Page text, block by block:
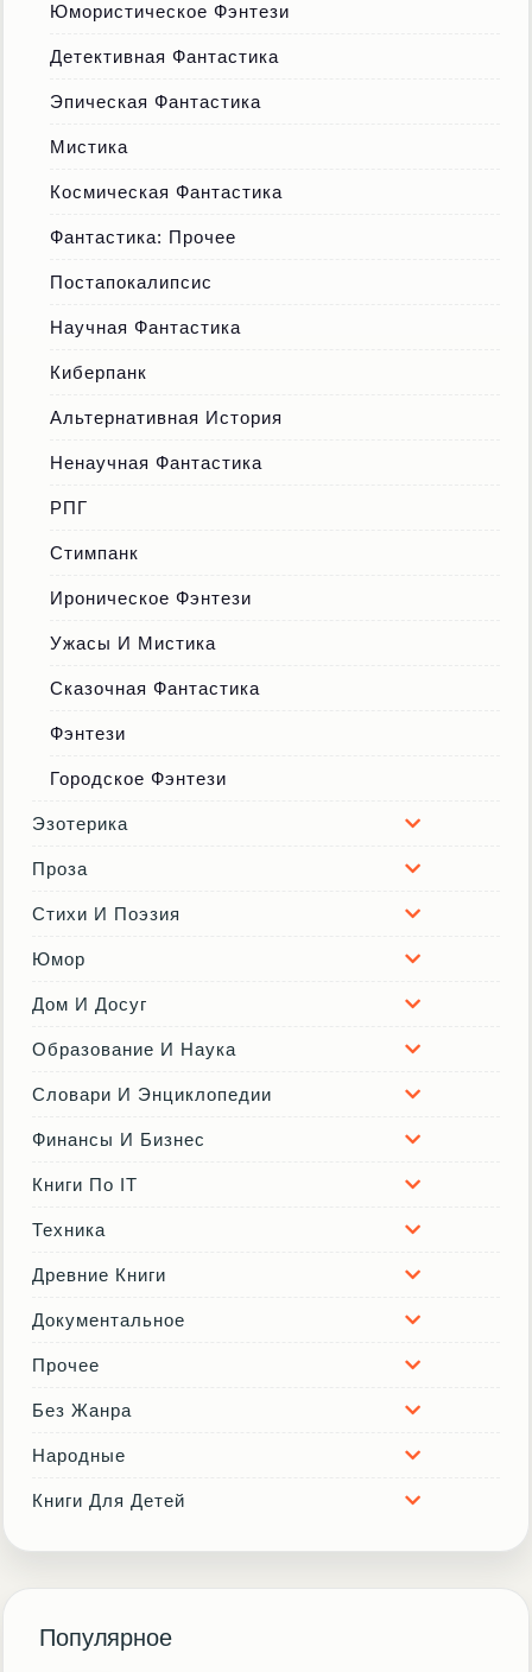
Юмористическое Фэнтези
Детективная Фантастика
Эпическая Фантастика
Мистика
Космическая Фантастика
Фантастика: Прочее
Постапокалипсис
Научная Фантастика
Киберпанк
Альтернативная История
Ненаучная Фантастика
РПГ
Стимпанк
Ироническое Фэнтези
Ужасы И Мистика
Сказочная Фантастика
Фэнтези
Городское Фэнтези
Эзотерика
Проза
Стихи И Поэзия
Юмор
Дом И Досуг
Образование И Наука
Словари И Энциклопедии
Финансы И Бизнес
Книги По IT
Техника
Древние Книги
Документальное
Прочее
Без Жанра
Народные
Книги Для Детей
Популярное